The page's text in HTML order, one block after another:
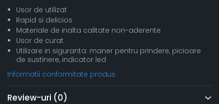
Usor de utilizat
Rapid si delicios
Materiale de inalta calitate non-aderente
Usor de curat
Utilizare in siguranta: maner pentru prindere, picioare
de sustinere, indicator led
Informatii conformitate produs
Review-uri (0)